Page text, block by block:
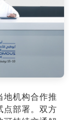
机构合作推
点部署。双方